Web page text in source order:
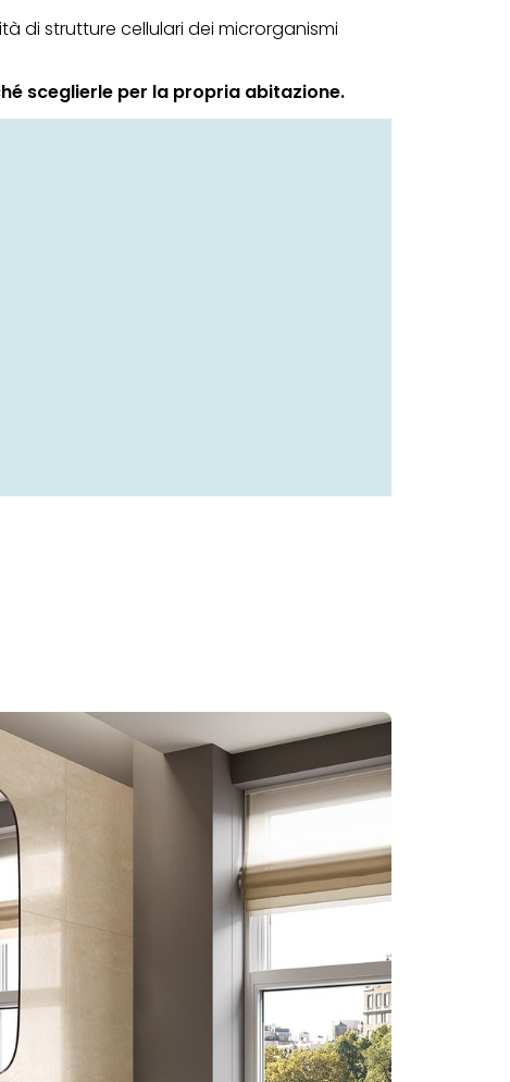
di strutture cellulari dei microrganismi
sceglierle per la propria abitazione.